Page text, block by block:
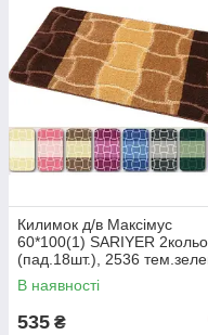
Килимок д/в Максімус
60*100(1) SARIYER
(пад.18шт.), 2536
В наявності
535 ₴